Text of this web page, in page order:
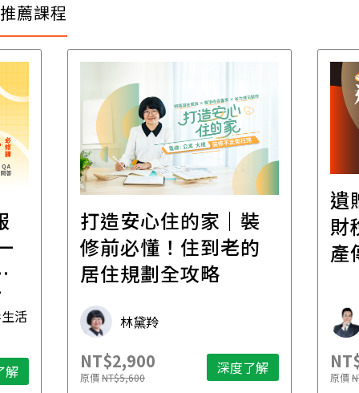
推薦課程
活
解
打造安心住的家｜裝
修前必懂！住到老的
居住規劃全攻略
林黛羚
NT$2,900
原價NT$5,600 深度了解
遺
財
產
原價